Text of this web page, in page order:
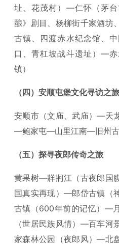
址、花茂村）—仁怀（茅
酿》剧目、杨柳街千家酒
古镇、四渡赤水纪念馆、
口、青杠坡战斗遗址）—
镇）
（四）安顺屯堡文化寻访之旅
安顺市（文庙、武庙）—
—鲍家屯—山里江南—旧州
（五）探寻夜郎传奇之旅
黄果树—牂牁江（古夜郎国
国真实再现）—郎岱古镇（
古镇（600年前的记忆）—
（世居民族风情）—百车
家森林公园（夜郎风）—北